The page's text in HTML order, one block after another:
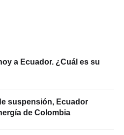
a Ecuador. ¿Cuál es su
suspensión, Ecuador
de Colombia